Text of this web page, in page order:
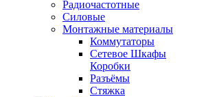
Радиочастотные
Силовые
Монтажные материалы
Коммутаторы
Сетевое Шкафы
Коробки
Разъёмы
Стяжка